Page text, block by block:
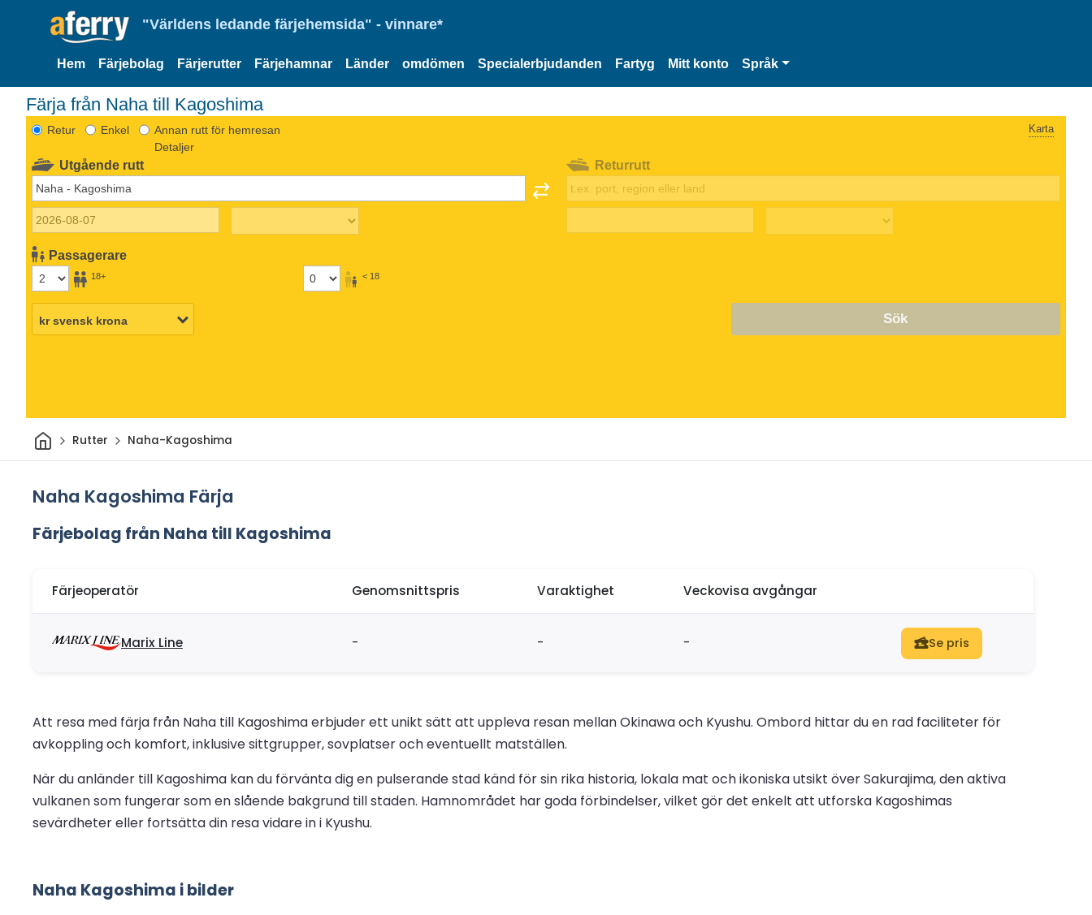
"Världens ledande färjehemsida" - vinnare*
Hem Färjebolag Färjerutter Färjehamnar Länder omdömen Specialerbjudanden Fartyg Mitt konto Språk
Färja från Naha till Kagoshima
Retur Enkel
Annan rutt för hemresan
Detaljer
Karta
Utgående rutt
Passagerare
18+ < 18
Returrutt
Sök
HemRutter Naha-Kagoshima
Naha Kagoshima Färja
Färjebolag från Naha till Kagoshima
Färjeoperatör Genomsnittspris Varaktighet Veckovisa avgångar
Marix Line - - - Se pris
Att resa med färja från Naha till Kagoshima erbjuder ett unikt sätt att uppleva resan mellan Okinawa och Kyushu. Ombord hittar du en rad faciliteter för
avkoppling och komfort, inklusive sittgrupper, sovplatser och eventuellt matställen.
När du anländer till Kagoshima kan du förvänta dig en pulserande stad känd för sin rika historia, lokala mat och ikoniska utsikt över Sakurajima, den aktiva
vulkanen som fungerar som en slående bakgrund till staden. Hamnområdet har goda förbindelser, vilket gör det enkelt att utforska Kagoshimas
sevärdheter eller fortsätta din resa vidare in i Kyushu.
Naha Kagoshima i bilder